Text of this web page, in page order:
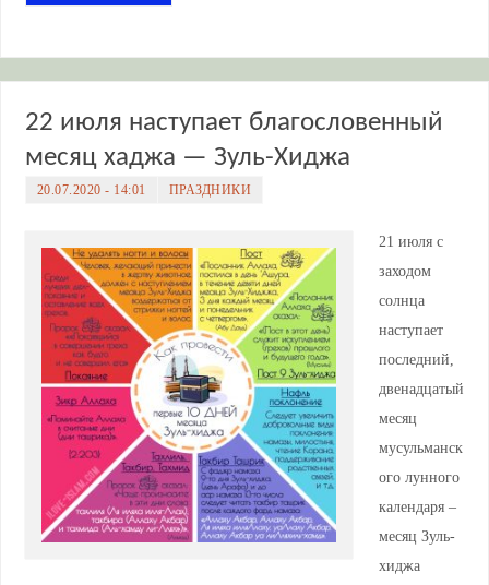
22 июля наступает благословенный
месяц хаджа — Зуль-Хиджа
20.07.2020 - 14:01 ПРАЗДНИКИ
21 июля с
заходом
солнца
наступает
последний,
двенадцатый
месяц
мусульманск
ого лунного
календаря –
месяц Зуль-
хиджа